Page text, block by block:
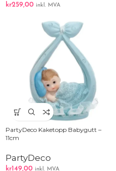
kr259,00 inkl. MVA
PartyDeco Kaketopp Babygutt –
11cm
PartyDeco
kr149,00 inkl. MVA